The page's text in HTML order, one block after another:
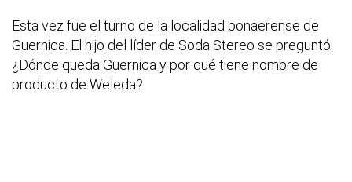
Esta vez fue el turno de la localidad bonaerense de
Guernica. El hijo del líder de Soda Stereo se preguntó:
¿Dónde queda Guernica y por qué tiene nombre de
producto de Weleda?